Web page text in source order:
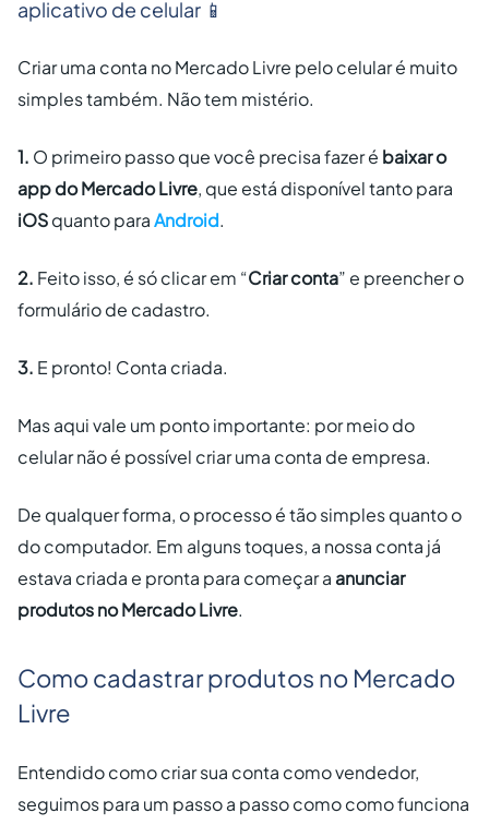
aplicativo de celular 📱
Criar uma conta no Mercado Livre pelo celular é muito
simples também. Não tem mistério.
1. O primeiro passo que você precisa fazer é baixar o
app do Mercado Livre, que está disponível tanto para
iOSquanto paraAndroid.
2. Feito isso, é só clicar em “Criar conta” e preencher o
formulário de cadastro.
3. E pronto! Conta criada.
Mas aqui vale um ponto importante: por meio do
celular não é possível criar uma conta de empresa.
De qualquer forma, o processo é tão simples quanto o
do computador. Em alguns toques, a nossa conta já
estava criada e pronta para começar a anunciar
produtos no Mercado Livre.
Como cadastrar produtos no Mercado
Livre
Entendido como criar sua conta como vendedor,
seguimos para um passo a passo como como funciona